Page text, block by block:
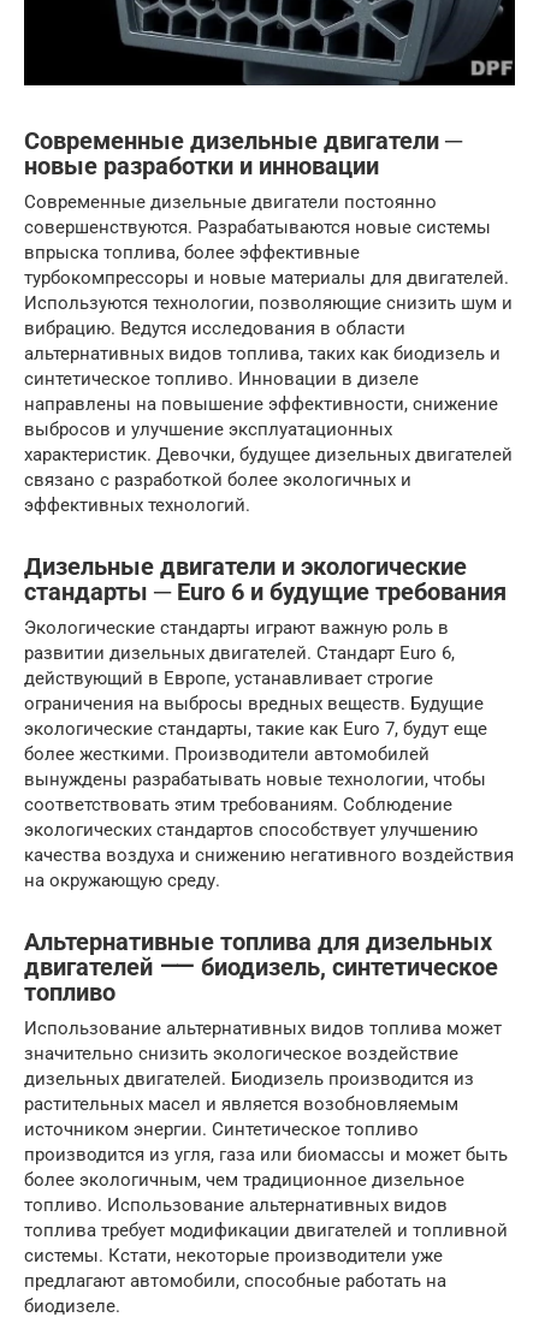
Современные дизельные двигатели ─
новые разработки и инновации
Современные дизельные двигатели постоянно
совершенствуются. Разрабатываются новые системы
впрыска топлива, более эффективные
турбокомпрессоры и новые материалы для двигателей.
Используются технологии, позволяющие снизить шум и
вибрацию. Ведутся исследования в области
альтернативных видов топлива, таких как биодизель и
синтетическое топливо. Инновации в дизеле
направлены на повышение эффективности, снижение
выбросов и улучшение эксплуатационных
характеристик. Девочки, будущее дизельных двигателей
связано с разработкой более экологичных и
эффективных технологий.
Дизельные двигатели и экологические
стандарты ─ Euro 6 и будущие требования
Экологические стандарты играют важную роль в
развитии дизельных двигателей. Стандарт Euro 6,
действующий в Европе, устанавливает строгие
ограничения на выбросы вредных веществ. Будущие
экологические стандарты, такие как Euro 7, будут еще
более жесткими. Производители автомобилей
вынуждены разрабатывать новые технологии, чтобы
соответствовать этим требованиям. Соблюдение
экологических стандартов способствует улучшению
качества воздуха и снижению негативного воздействия
на окружающую среду.
Альтернативные топлива для дизельных
двигателей ⸺ биодизель, синтетическое
топливо
Использование альтернативных видов топлива может
значительно снизить экологическое воздействие
дизельных двигателей. Биодизель производится из
растительных масел и является возобновляемым
источником энергии. Синтетическое топливо
производится из угля, газа или биомассы и может быть
более экологичным, чем традиционное дизельное
топливо. Использование альтернативных видов
топлива требует модификации двигателей и топливной
системы. Кстати, некоторые производители уже
предлагают автомобили, способные работать на
биодизеле.